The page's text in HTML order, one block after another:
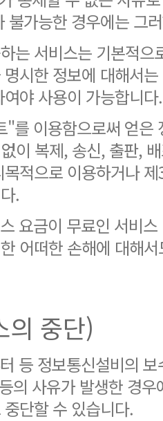
불가능한 경우에는 그
는 서비스는 기본적으
시한 정보에 대해서
야 사용이 가능합니다.
"를 이용함으로써 얻은
이 복제, 송신, 출판,
적으로 이용하거나
.
요금이 무료인 서비
어떠한 손해에 대해
의 중단)
등 정보통신설비의 보
의 사유가 발생한 경
단할 수 있습니다.